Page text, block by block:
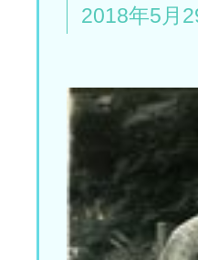
2018年5月